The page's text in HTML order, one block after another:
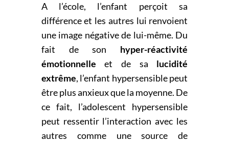
A l’école, l’enfant perçoit sa
différence et les autres lui renvoient
une image négative de lui-même. Du
fait de son hyper-réactivité
émotionnelle et de sa lucidité
extrême, l’enfant hypersensible peut
être plusanxieux que la moyenne. De
ce fait, l’adolescent hypersensible
peut ressentir l’interaction avec les
autres comme une source de